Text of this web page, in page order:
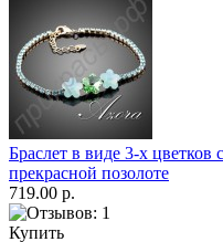
Браслет в виде 3-х
прекрасной позолоте
719.00 р.
Купить